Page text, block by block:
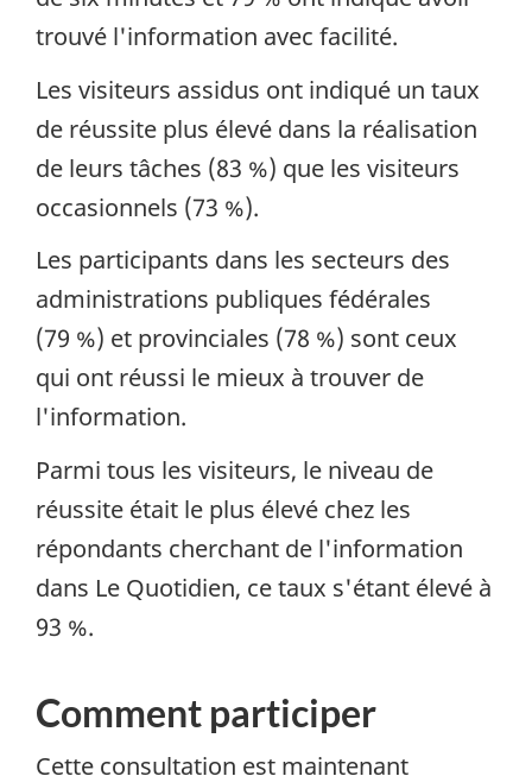
trouvé l'information avec facilité.
Les visiteurs assidus ont indiqué un taux
de réussite plus élevé dans la réalisation
de leurs tâches (83 %) que les visiteurs
occasionnels (73 %).
Les participants dans les secteurs des
administrations publiques fédérales
(79 %) et provinciales (78 %) sont ceux
qui ont réussi le mieux à trouver de
l'information.
Parmi tous les visiteurs, le niveau de
réussite était le plus élevé chez les
répondants cherchant de l'information
dans Le Quotidien, ce taux s'étant élevé à
93 %.
Comment participer
Cette consultation est maintenant